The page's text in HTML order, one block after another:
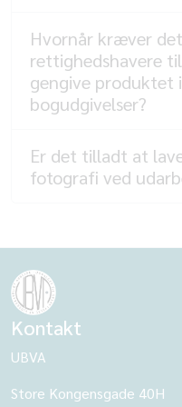
Hvornår kræver
rettighedshavere
gengive produktet
bogudgivelser?
Er det tilladt at
fotografi ved
Kontakt
UBVA
Store Kongensgade 40H